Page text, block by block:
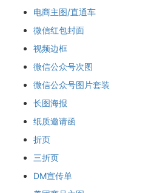
电商主图/直通车
微信红包封面
视频边框
微信公众号次图
微信公众号图片套装
长图海报
纸质邀请函
折页
三折页
DM宣传单